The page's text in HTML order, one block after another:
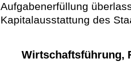
Aufgabenerfüllung
Kapitalausstattung des
Wirtschaftsführung,